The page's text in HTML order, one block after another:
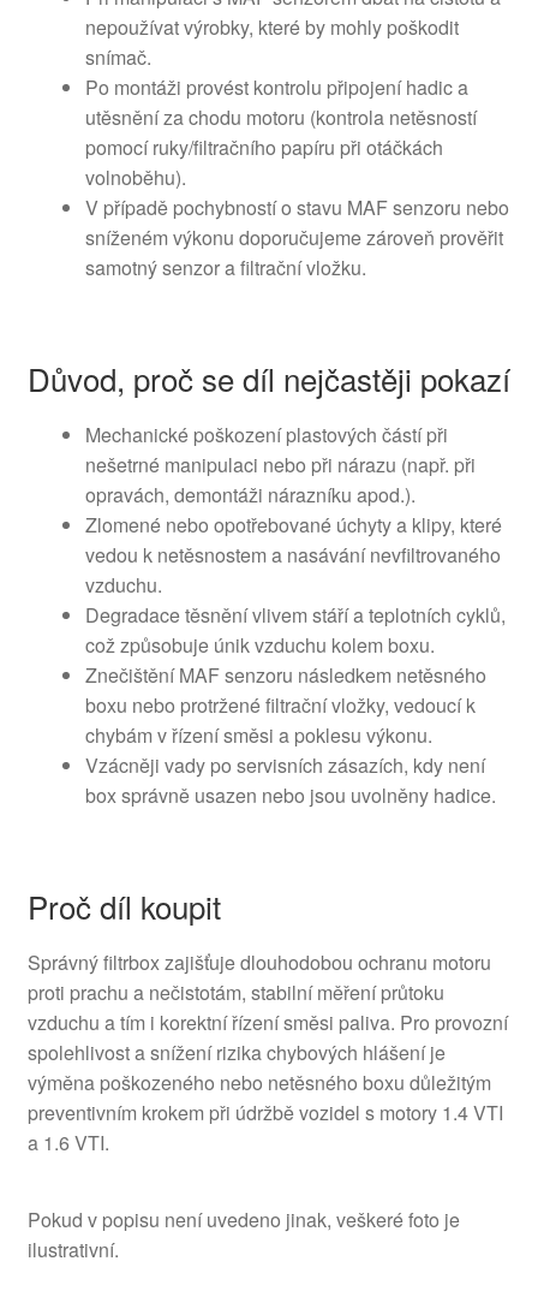
nepoužívat výrobky, které by mohly poškodit
snímač.
Po montáži provést kontrolu připojení hadic a
utěsnění za chodu motoru (kontrola netěsností
pomocí ruky/filtračního papíru při otáčkách
volnoběhu).
V případě pochybností o stavu MAF senzoru nebo
sníženém výkonu doporučujeme zároveň prověřit
samotný senzor a filtrační vložku.
Důvod, proč se díl nejčastěji pokazí
Mechanické poškození plastových částí při
nešetrné manipulaci nebo při nárazu (např. při
opravách, demontáži nárazníku apod.).
Zlomené nebo opotřebované úchyty a klipy, které
vedou k netěsnostem a nasávání nevfiltrovaného
vzduchu.
Degradace těsnění vlivem stáří a teplotních cyklů,
což způsobuje únik vzduchu kolem boxu.
Znečištění MAF senzoru následkem netěsného
boxu nebo protržené filtrační vložky, vedoucí k
chybám v řízení směsi a poklesu výkonu.
Vzácněji vady po servisních zásazích, kdy není
box správně usazen nebo jsou uvolněny hadice.
Proč díl koupit
Správný filtrbox zajišťuje dlouhodobou ochranu motoru
proti prachu a nečistotám, stabilní měření průtoku
vzduchu a tím i korektní řízení směsi paliva. Pro provozní
spolehlivost a snížení rizika chybových hlášení je
výměna poškozeného nebo netěsného boxu důležitým
preventivním krokem při údržbě vozidel s motory 1.4 VTI
a 1.6 VTI.
Pokud v popisu není uvedeno jinak, veškeré foto je
ilustrativní.